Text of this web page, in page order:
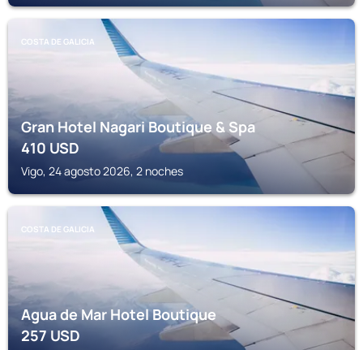
COSTA DE GALICIA
Gran Hotel Nagari Boutique & Spa
410USD
Vigo, 24 agosto 2026, 2 noches
COSTA DE GALICIA
Agua de Mar Hotel Boutique
257USD